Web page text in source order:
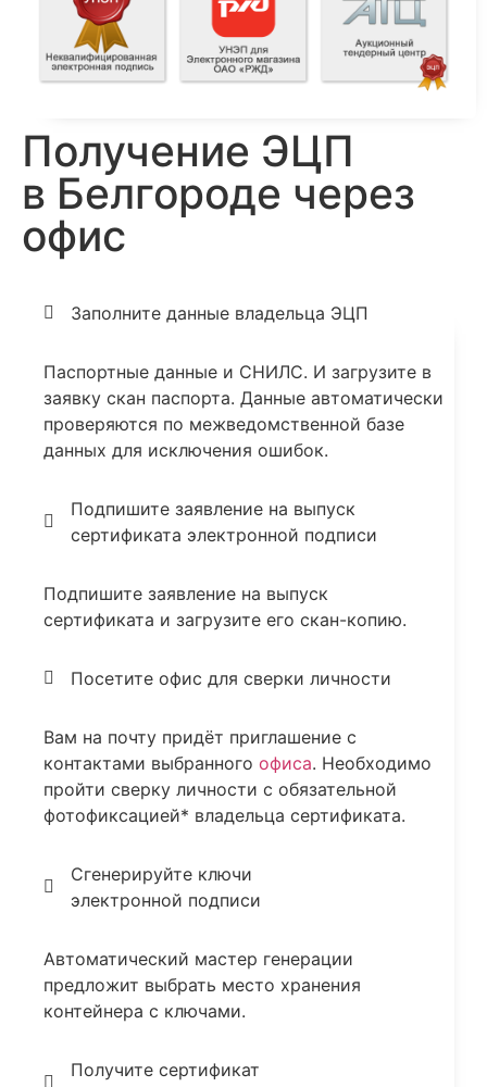
Получение ЭЦП
в Белгороде через
офис
Заполните данные владельца ЭЦП
Паспортные данные и СНИЛС. И загрузите в
заявку скан паспорта. Данные автоматически
проверяются по межведомственной базе
данных для исключения ошибок.
Подпишите заявление на выпуск
сертификата электронной подписи
Подпишите заявление на выпуск
сертификата и загрузите его скан-копию.
Посетите офис для сверки личности
Вам на почту придёт приглашение с
контактами выбранного офиса. Необходимо
пройти сверку личности с обязательной
фотофиксацией* владельца сертификата.
Сгенерируйте ключи
электронной подписи
Автоматический мастер генерации
предложит выбрать место хранения
контейнера с ключами.
Получите сертификат